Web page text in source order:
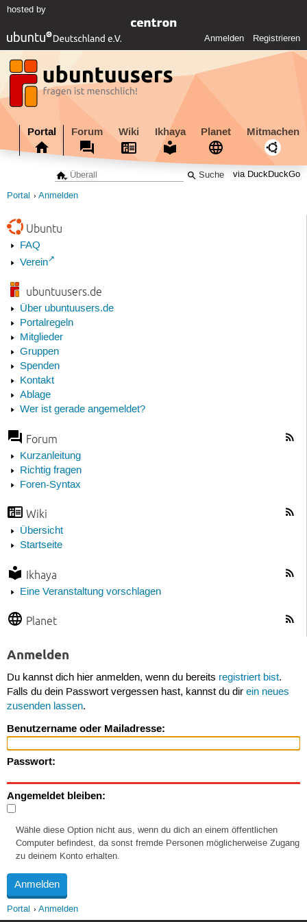
hosted by
Anmelden Registrieren
Portal Forum Wiki Ikhaya Planet Mitmachen
via DuckDuckGo
Portal Anmelden
Ubuntu
FAQ
Verein
ubuntuusers.de
Über ubuntuusers.de
Portalregeln
Mitglieder
Gruppen
Spenden
Kontakt
Ablage
Wer ist gerade angemeldet?
Forum
Kurzanleitung
Richtig fragen
Foren-Syntax
Wiki
Übersicht
Startseite
Ikhaya
Eine Veranstaltung vorschlagen
Planet
Anmelden
Du kannst dich hier anmelden, wenn du bereits registriert bist.
Falls du dein Passwort vergessen hast, kannst du dir ein neues
zusenden lassen.
Benutzername oder Mailadresse:
Passwort:
Angemeldet bleiben:
Wähle diese Option nicht aus, wenn du dich an einem öffentlichen
Computer befindest, da sonst fremde Personen möglicherweise Zugang
zu deinem Konto erhalten.
Portal Anmelden